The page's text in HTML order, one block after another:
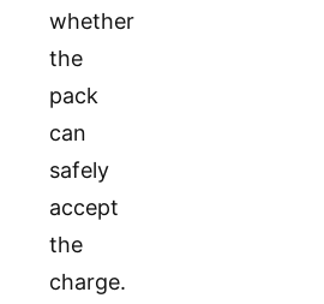
whether
the
pack
can
safely
accept
the
charge.